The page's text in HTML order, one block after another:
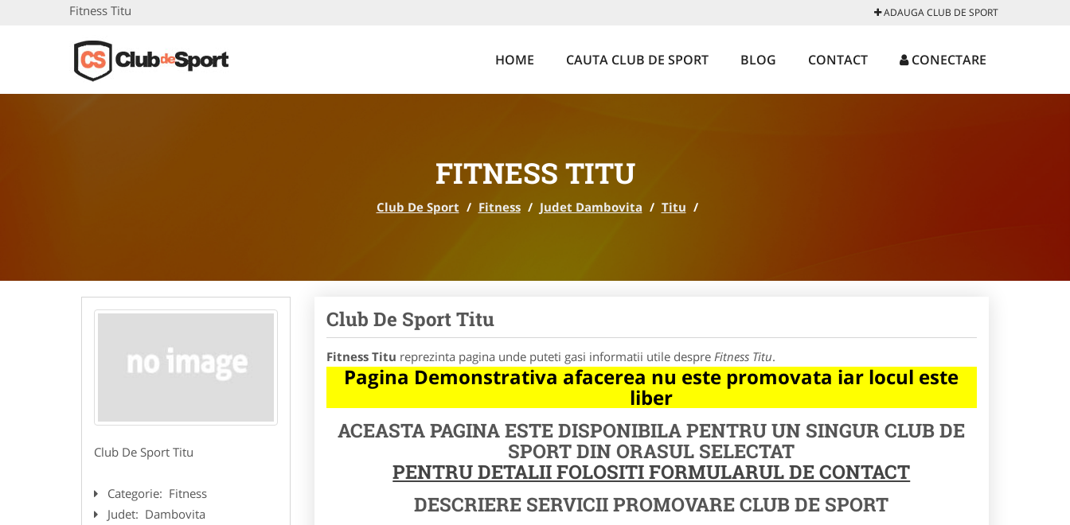
Fitness Titu ADAUGA CLUB DE SPORT
HOME CAUTA CLUB DE SPORT BLOG CONTACT CONECTARE
FITNESS TITU
Club De Sport / Fitness / Judet Dambovita / Titu /
Club De Sport Titu
Categorie: Fitness
Judet: Dambovita
Club De Sport Titu
Fitness Titu reprezinta pagina unde puteti gasi informatii utile despre Fitness Titu.
Pagina Demonstrativa afacerea nu este promovata iar locul este
liber
ACEASTA PAGINA ESTE DISPONIBILA PENTRU UN SINGUR CLUB DE
SPORT DIN ORASUL SELECTAT
PENTRU DETALII FOLOSITI FORMULARUL DE CONTACT
DESCRIERE SERVICII PROMOVARE CLUB DE SPORT